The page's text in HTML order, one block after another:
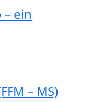
– ein
– MS)